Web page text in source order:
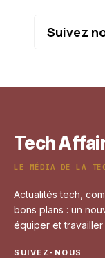
Suivez
Tech
LE MÉDIA DE LA
Actualités tech,
bons plans : un
équiper et travailler
SUIVEZ-NOUS